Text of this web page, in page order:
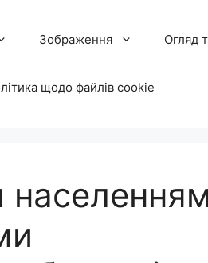
Зображення Огляд
щодо файлів cookie